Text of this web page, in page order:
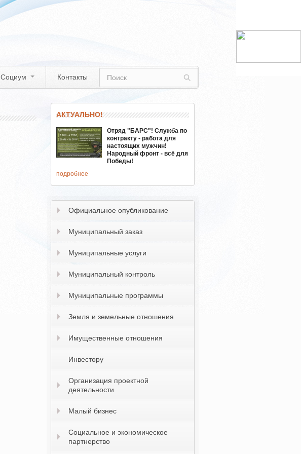
Социум Контакты
АКТУАЛЬНО!
Отряд "БАРС"! Служба по
контракту - работа для
настоящих мужчин!
Народный фронт - всё для
Победы!
подробнее
Официальное опубликование
Муниципальный заказ
Муниципальные услуги
Муниципальный контроль
Муниципальные программы
Земля и земельные отношения
Имущественные отношения
Инвестору
Организация проектной
деятельности
Малый бизнес
Социальное и экономическое
партнерство